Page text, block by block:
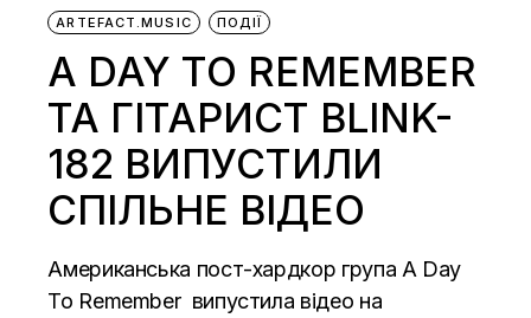
ARTEFACT.MUSIC
ПОДІЇ
A DAY TO REMEMBER
ТА ГІТАРИСТ BLINK-
182 ВИПУСТИЛИ
СПІЛЬНЕ ВІДЕО
Американська пост-хардкор група A Day
To Remember випустила відео на